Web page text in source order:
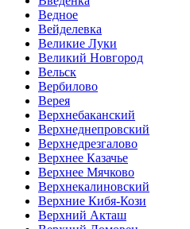
Ведное
Вейделевка
Великие Луки
Великий Новгород
Вельск
Вербилово
Верея
Верхнебаканский
Верхнеднепровский
Верхнедрезгалово
Верхнее Казачье
Верхнее Мячково
Верхнекалиновский
Верхние Кибя-Кози
Верхний Акташ